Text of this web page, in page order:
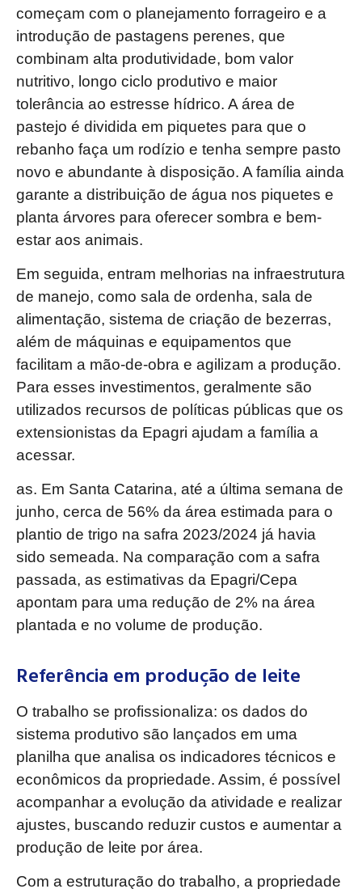
começam com o planejamento forrageiro e a
introdução de pastagens perenes, que
combinam alta produtividade, bom valor
nutritivo, longo ciclo produtivo e maior
tolerância ao estresse hídrico. A área de
pastejo é dividida em piquetes para que o
rebanho faça um rodízio e tenha sempre pasto
novo e abundante à disposição. A família ainda
garante a distribuição de água nos piquetes e
planta árvores para oferecer sombra e bem-
estar aos animais.
Em seguida, entram melhorias na infraestrutura
de manejo, como sala de ordenha, sala de
alimentação, sistema de criação de bezerras,
além de máquinas e equipamentos que
facilitam a mão-de-obra e agilizam a produção.
Para esses investimentos, geralmente são
utilizados recursos de políticas públicas que os
extensionistas da Epagri ajudam a família a
acessar.
as. Em Santa Catarina, até a última semana de
junho, cerca de 56% da área estimada para o
plantio de trigo na safra 2023/2024 já havia
sido semeada. Na comparação com a safra
passada, as estimativas da Epagri/Cepa
apontam para uma redução de 2% na área
plantada e no volume de produção.
Referência em produção de leite
O trabalho se profissionaliza: os dados do
sistema produtivo são lançados em uma
planilha que analisa os indicadores técnicos e
econômicos da propriedade. Assim, é possível
acompanhar a evolução da atividade e realizar
ajustes, buscando reduzir custos e aumentar a
produção de leite por área.
Com a estruturação do trabalho, a propriedade